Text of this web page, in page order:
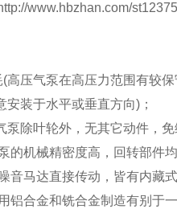
www.hbzhan.com/
高压气泵在高压力范围有较
安装于水平或垂直方向)；
泵除叶轮外，无其它动件，免
的机械精密度高，回转部件
音马达直接传动，皆有内藏
铝合金和铣合金制造有别于